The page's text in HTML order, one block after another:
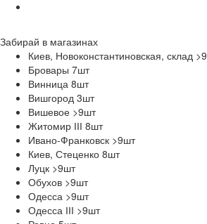
Забирай в магазинах
Киев, Новоконстантиновская, склад >9
Бровары 7шт
Винница 8шт
Вишгород 3шт
Вишевое >9шт
Житомир ІІІ 8шт
Ивано-Франковск >9шт
Киев, Стеценко 8шт
Луцк >9шт
Обухов >9шт
Одесса >9шт
Одесса ІІІ >9шт